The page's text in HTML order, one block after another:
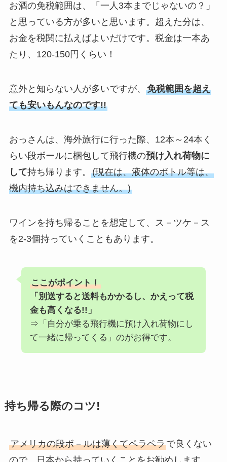
お酒の免税範囲は、「一人3本までじゃないの？」
と思っている方が多いと思います。超えた分は、
お金を税関に払えばよいだけです。税金は一本あ
たり、120-150円くらい！
意外と知らない人が多いですが、 免税範囲を超え
ても安いもんなのです!!
おっさんは、海外旅行に行った際、12本～24本く
らい段ボールに梱包して飛行機の預け入れ荷物に
して持ち帰ります。 (現在は、液体のボトル等は、
機内持ち込みはできません。)
ワインを持ち帰ることを想定して、ス－ツケ－ス
を2-3個持っていくこともあります。
ここがポイント！
「別送すると送料もかかるし、かえって税
金も高くなる!!」
⇒「自分が乗る飛行機に預け入れ荷物にし
て一緒に帰ってくる」のがお得です。
持ち帰る際のコツ!
アメリカの段ボ－ルは薄くてペラペラで良くない
ので、日本から持っていくことをお勧めします。